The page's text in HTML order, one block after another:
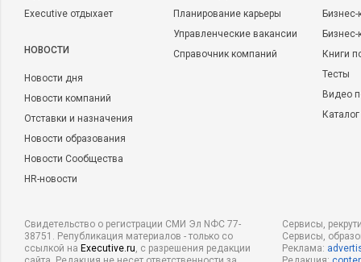
Executive отдыхает
НОВОСТИ
Новости дня
Новости компаний
Отставки и назначения
Новости образования
Новости Сообщества
HR-новости
Планирование карьеры
Управленческие вакансии
Справочник компаний
Бизнес-
Книги
Тесты
Видео
Свидетельство о регистрации СМИ Эл NФС 77-
38751. Републикация материалов - только со
ссылкой на Executive.ru, с разрешения редакции
Сервисы,
Сервисы,
Реклама: